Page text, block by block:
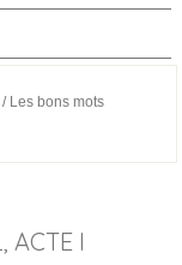
/Les bons mots
ACTE I